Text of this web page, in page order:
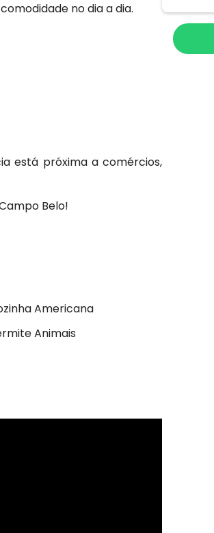
no dia a dia.
está próxima a comércios,
Belo!
Americana
Animais